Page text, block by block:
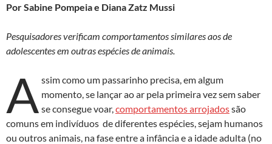
to
d
o
e
b
o
o
k
at
s
A
p
p
nt
Por Sabine Pompeia e Diana Zatz Mussi
Pesquisadores verificam comportamentos similares aos de
adolescentes em outras espécies de animais.
A ssim como um passarinho precisa, em algum
momento, se lançar ao ar pela primeira vez sem saber
se consegue voar,comportamentos arrojadossão
comuns em indivíduos de diferentes espécies, sejam humanos
ou outros animais, na fase entre a infância e a idade adulta (no